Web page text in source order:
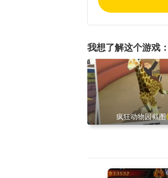
我想了解这个游戏：
疯狂动物园截图